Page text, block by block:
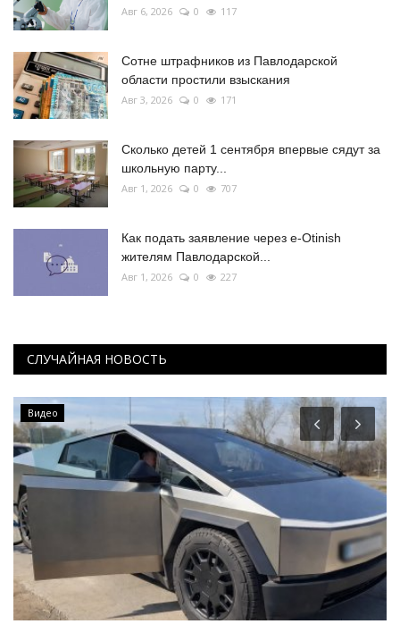
Авг 6, 2026 0 117
Сотне штрафников из Павлодарской
области простили взыскания
Авг 3, 2026 0 171
Сколько детей 1 сентября впервые сядут за
школьную парту...
Авг 1, 2026 0 707
Как подать заявление через e-Otinish
жителям Павлодарской...
Авг 1, 2026 0 227
СЛУЧАЙНАЯ НОВОСТЬ
Видео